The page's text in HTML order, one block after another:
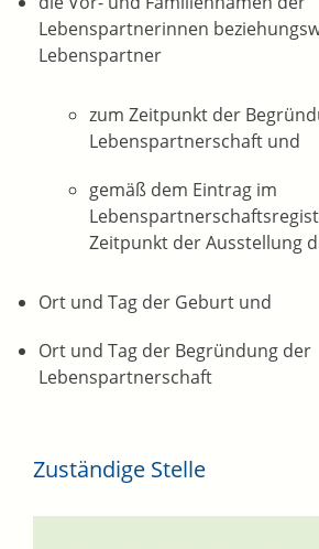
Lebenspartnerinnen
Lebenspartner
zum Zeitpunkt der
Lebenspartnerschaft und
gemäß dem Eintrag im
Zeitpunkt der Ausstellung
Ort und Tag der Geburt und
Ort und Tag der Begründung der
Lebenspartnerschaft
Zuständige Stelle